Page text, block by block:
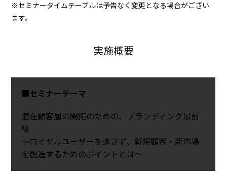
※セミナータイムテーブルは予告なく変更となる場合がござい
ます。
実施概要
■セミナーテーマ
潜在顧客層の開拓のための、ブランディング最前
線
～ロイヤルユーザーを逃さず、新規顧客・新市場
を創造するためのポイントとは～